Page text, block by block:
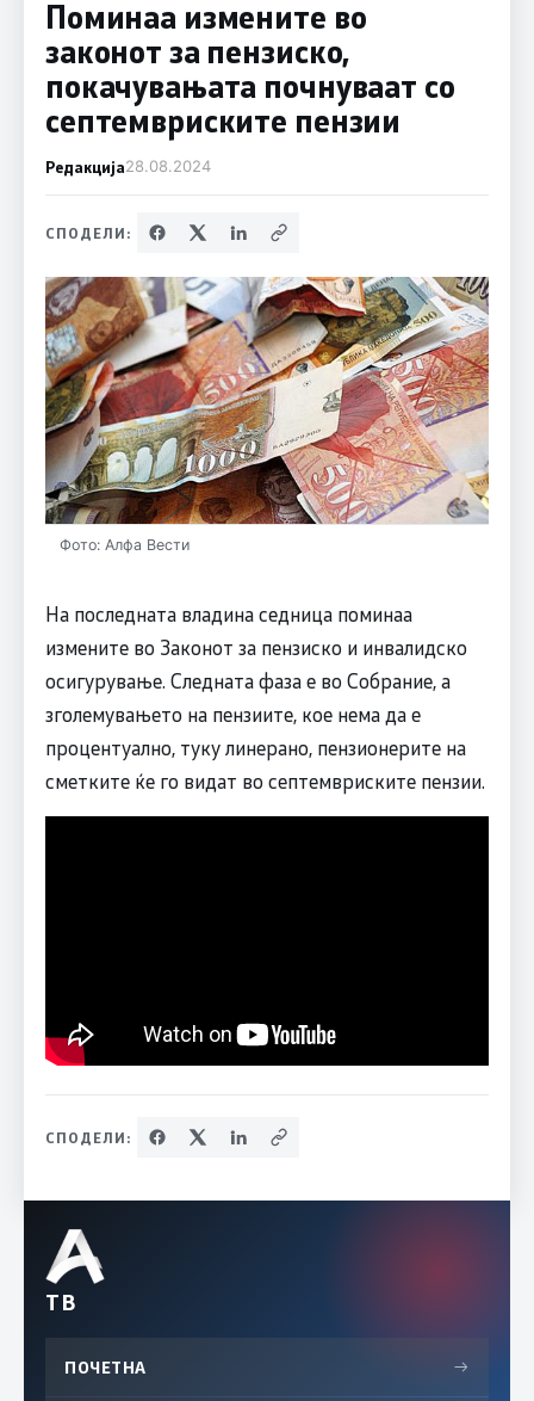
Поминаа измените во
законот за пензиско,
покачувањата почнуваат со
септемвриските пензии
Редакција28.08.2024
СПОДЕЛИ:
Фото: Алфа Вести
На последната владина седница поминаа
измените во Законот за пензиско и инвалидско
осигурување. Следната фаза е во Собрание, а
зголемувањето на пензиите, кое нема да е
процентуално, туку линерано, пензионерите на
сметките ќе го видат во септемвриските пензии.
СПОДЕЛИ:
ТВ
ПОЧЕТНА →